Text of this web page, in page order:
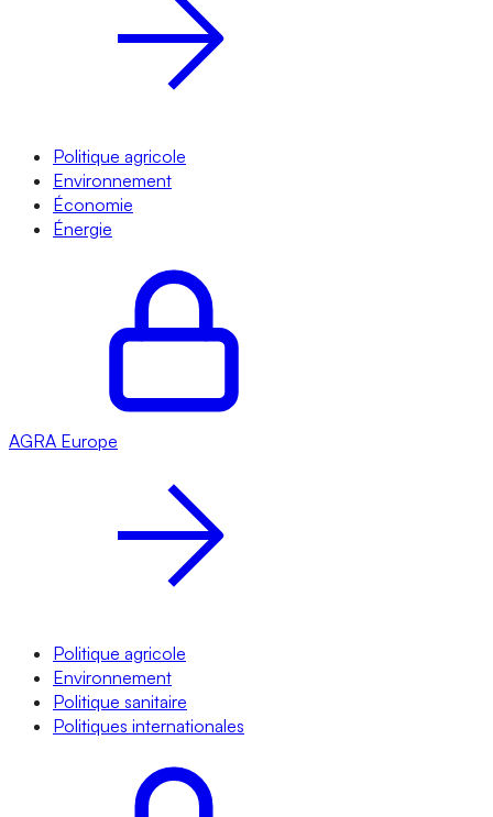
Politique agricole
Environnement
Économie
Énergie
AGRA Europe
Politique agricole
Environnement
Politique sanitaire
Politiques internationales